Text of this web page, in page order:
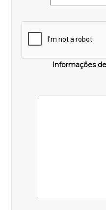
Informações